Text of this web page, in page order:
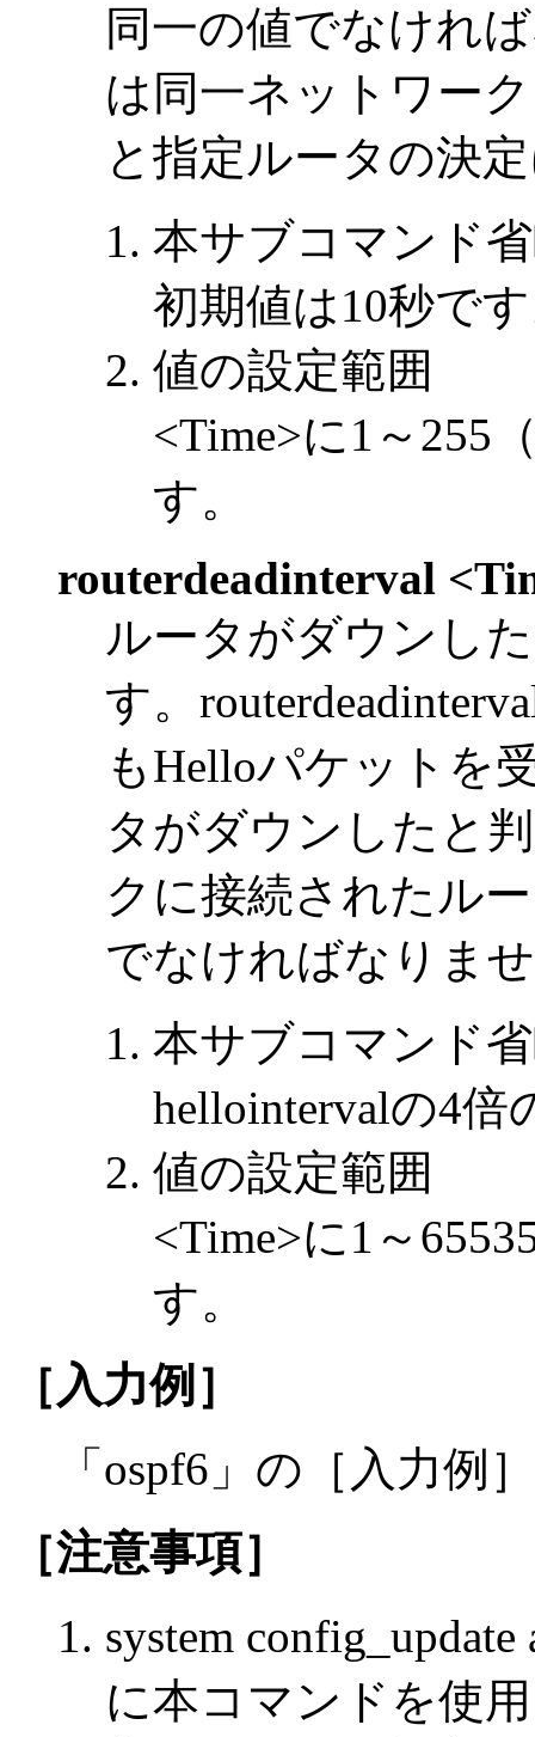
同一の値でなけれ
は同一ネットワー
と指定ルータの決
本サブコマンド
初期値は10秒で
値の設定範囲
<Time>に1～255
す。
routerdeadinterval
ルータがダウンし
す。
もHelloパケットを
タがダウンしたと
クに接続されたル
でなければなりま
本サブコマンド
hellointervalの4倍
値の設定範囲
<Time>に1～
す。
［入力例］
「ospf6」の［入力例
［注意事項］
system
に本コマンドを使